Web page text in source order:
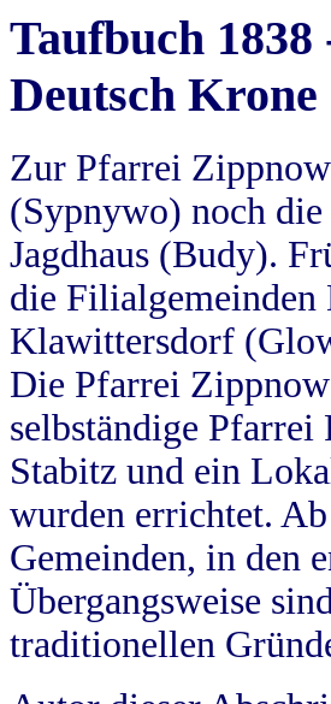
Taufbuch
Deutsch Krone
Zur Pfarrei
(Sypnywo) noch
Jagdhaus (Budy).
die
Klawittersdorf
Die Pfarrei
selbständige
Stabitz und ein
wurden errichtet.
Gemeinden, in den
Übergangsweise
traditionellen